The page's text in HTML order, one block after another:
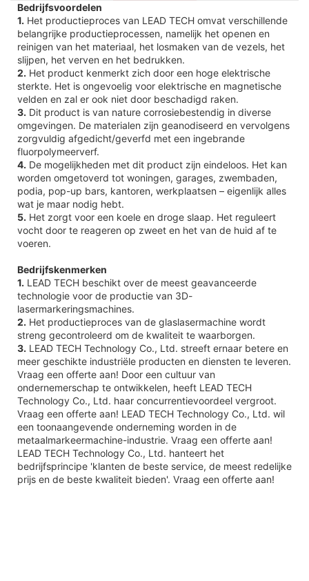
Bedrijfsvoordelen
1. Het productieproces van LEAD TECH omvat verschillende
belangrijke productieprocessen, namelijk het openen en
reinigen van het materiaal, het losmaken van de vezels, het
slijpen, het verven en het bedrukken.
2. Het product kenmerkt zich door een hoge elektrische
sterkte. Het is ongevoelig voor elektrische en magnetische
velden en zal er ook niet door beschadigd raken.
3. Dit product is van nature corrosiebestendig in diverse
omgevingen. De materialen zijn geanodiseerd en vervolgens
zorgvuldig afgedicht/geverfd met een ingebrande
fluorpolymeerverf.
4. De mogelijkheden met dit product zijn eindeloos. Het kan
worden omgetoverd tot woningen, garages, zwembaden,
podia, pop-up bars, kantoren, werkplaatsen – eigenlijk alles
wat je maar nodig hebt.
5. Het zorgt voor een koele en droge slaap. Het reguleert
vocht door te reageren op zweet en het van de huid af te
voeren.
Bedrijfskenmerken
1. LEAD TECH beschikt over de meest geavanceerde
technologie voor de productie van 3D-
lasermarkeringsmachines.
2. Het productieproces van de glaslasermachine wordt
streng gecontroleerd om de kwaliteit te waarborgen.
3. LEAD TECH Technology Co., Ltd. streeft ernaar betere en
meer geschikte industriële producten en diensten te leveren.
Vraag een offerte aan! Door een cultuur van
ondernemerschap te ontwikkelen, heeft LEAD TECH
Technology Co., Ltd. haar concurrentievoordeel vergroot.
Vraag een offerte aan! LEAD TECH Technology Co., Ltd. wil
een toonaangevende onderneming worden in de
metaalmarkeermachine-industrie. Vraag een offerte aan!
LEAD TECH Technology Co., Ltd. hanteert het
bedrijfsprincipe 'klanten de beste service, de meest redelijke
prijs en de beste kwaliteit bieden'. Vraag een offerte aan!